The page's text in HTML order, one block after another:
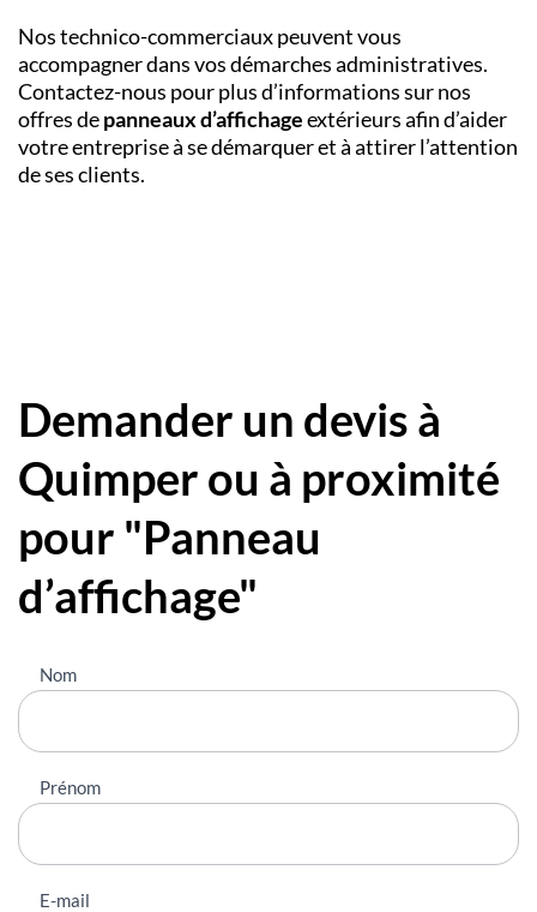
Nos technico-commerciaux peuvent vous
accompagner dans vos démarches administratives.
Contactez-nous pour plus d’informations sur nos
offres depanneaux d’affichageextérieurs afin d’aider
votre entreprise à se démarquer et à attirer l’attention
de ses clients.
Demander un devis à
Quimper ou à proximité
pour "Panneau
d’affichage"
Nous
contacter
Nom
Prénom
E-mail